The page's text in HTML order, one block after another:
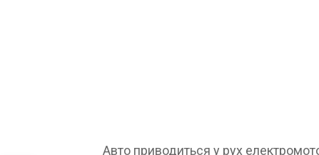
Авто приводиться у рух